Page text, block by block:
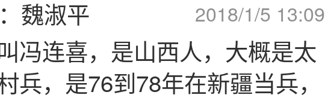
2018/1/5 13:09
魏淑平
冯连喜，是山西人，大概是太
兵，是76到78年在新疆当兵，